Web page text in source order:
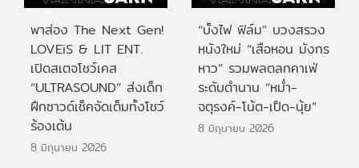
พาส่อง The Next Gen!
LOVEiS & LIT ENT.
เปิดสเตจโชว์เคส
“ULTRASOUND” ส่งเด็ก
ฝึกซาวด์เช็คจัดเต็มทั้งโชว์
ร้องเต้น
8 มิถุนายน 2026
“บั้งไฟ ฟิล์ม” บวงสรวง
หนังใหม่ “เสือหอน มังกร
หาว” รวมพลตลกคาเฟ่
ระดับตำนาน “หม่ำ-
จตุรงค์-โน้ต-เป็ด-นุ้ย”
8 มิถุนายน 2026